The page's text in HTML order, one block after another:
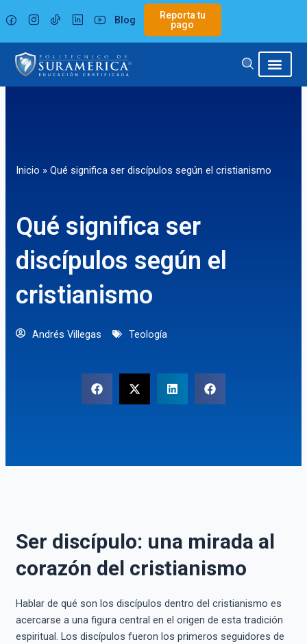
al
contenido
Blog
Reporta tu
pago
Inicio » Qué significa ser discípulos según el cristianismo
Qué significa ser
discípulos según el
cristianismo
Andrés Villegas Teología
Ser discípulo: una mirada al
corazón del cristianismo
Hablar de qué son los discípulos dentro del cristianismo es
acercarse a una figura central en el origen de esta tradición
espiritual. Los discípulos fueron los primeros seguidores de